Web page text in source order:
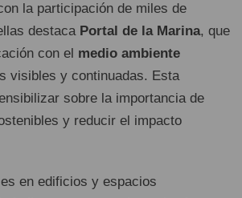
la participación de miles de
destaca Portal de la Marina, que
con el medio ambiente
visibles y continuadas. Esta
sobre la importancia de
y reducir el impacto
en edificios y espacios